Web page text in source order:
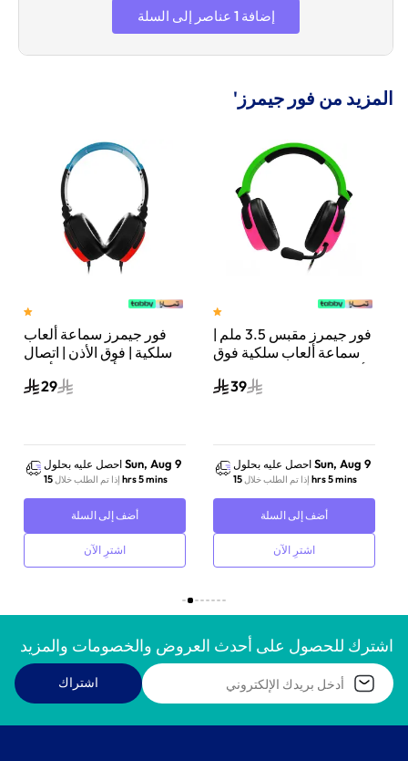
إضافة 1 عناصر إلى السلة
المزيد من فور جيمرز'
فور جيمرز سماعة ألعاب
سلكية | فوق الأذن | اتصال
سلكي | أزرق نيون/أحمر
29
احصل عليه بحلول Sun, Aug 9
إذا تم الطلب خلال 15 hrs 5 mins
أضف إلى السلة
اشترِ الآن
فور جيمرز مقبس 3.5 ملم |
سماعة ألعاب سلكية فوق
الأذن | دعم متعدد المنصات |
أخضر نيون/وردي
39
احصل عليه بحلول Sun, Aug 9
إذا تم الطلب خلال 15 hrs 5 mins
أضف إلى السلة
اشترِ الآن
اشترك للحصول على أحدث العروض والخصومات والمزيد
اشتراك